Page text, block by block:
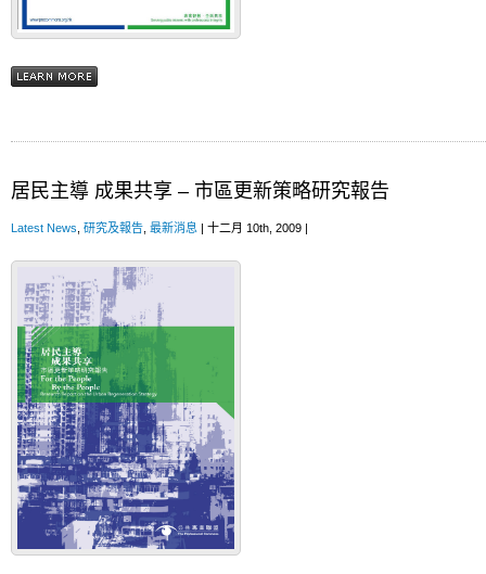
居民主導 成果共享 – 市區更新策略研究報告
Latest News 研究及報告 最新消息 | 十二月 10th, 2009 |